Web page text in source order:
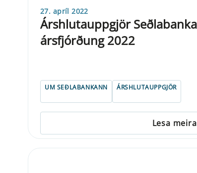
27. apríl 2022
Árshlutauppgjör
ársfjórðung 2022
UM SEÐLABANKANN ÁRSHLUTAUPPGJÖR
Lesa meira